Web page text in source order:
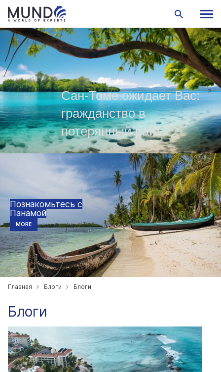
Сан-Томе ожидает Вас:
гражданство в
потерянный рай!
Познакомьтесь с
Панамой
MORE
Главная Блоги Блоги
Блоги